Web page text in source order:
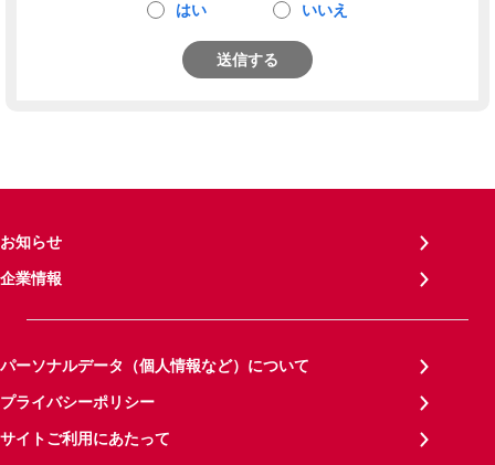
はい いいえ
送信する
お知らせ
企業情報
パーソナルデータ（個人情報など）について
プライバシーポリシー
サイトご利用にあたって